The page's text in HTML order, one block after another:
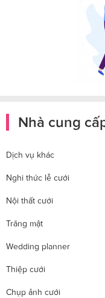
Nhà cung
Dịch vụ khác
Nghi thức lễ cưới
Nội thất cưới
Trăng mật
Wedding planner
Thiệp cưới
Chụp ảnh cưới